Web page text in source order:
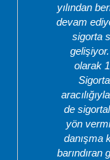
yılından
devam
sigorta
olarak
de
yön
danışma